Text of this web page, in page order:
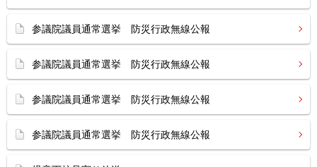
参議院議員通常選挙 防災行政無線公報
参議院議員通常選挙 防災行政無線公報
参議院議員通常選挙 防災行政無線公報
参議院議員通常選挙 防災行政無線公報